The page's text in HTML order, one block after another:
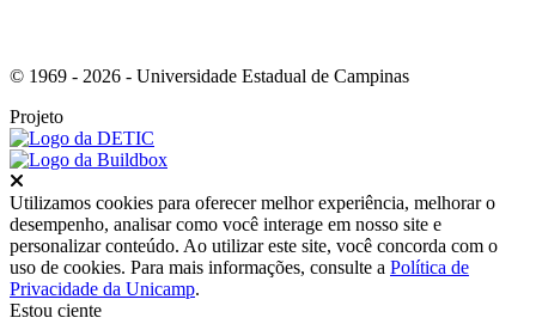
© 1969 - 2026 - Universidade Estadual de Campinas
Projeto
Utilizamos cookies para oferecer melhor experiência, melhorar o
desempenho, analisar como você interage em nosso site e
personalizar conteúdo. Ao utilizar este site, você concorda com o
uso de cookies. Para mais informações, consulte a Política de
Privacidade da Unicamp.
Estou ciente